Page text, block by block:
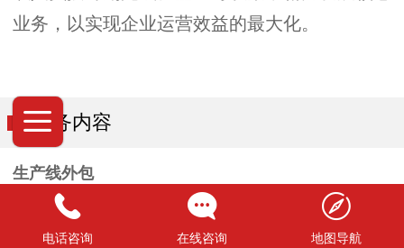
业务，以实现企业运营效益的最大化。
服务内容
生产线外包
将生产过程中的部分岗位或工序进行外包，由我公司
依据生产线特点自行招聘、配置员工并进行绩效管
电话咨询 在线咨询 地图导航